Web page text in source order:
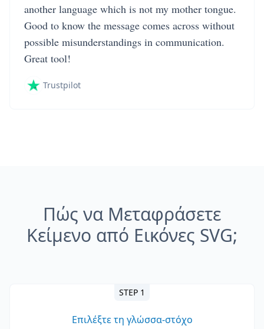
another language which is not my mother tongue.
Good to know the message comes across without
possible misunderstandings in communication.
Great tool!
Trustpilot
Πώς να Μεταφράσετε
Κείμενο από Εικόνες SVG;
STEP 1
Επιλέξτε τη γλώσσα-στόχο